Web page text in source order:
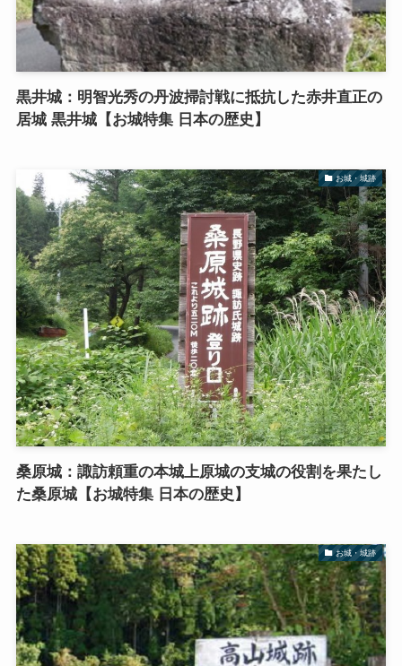
黒井城：明智光秀の丹波掃討戦に抵抗した赤井直正の
居城 黒井城【お城特集 日本の歴史】
お城・城跡
桑原城：諏訪頼重の本城上原城の支城の役割を果たし
た桑原城【お城特集 日本の歴史】
お城・城跡